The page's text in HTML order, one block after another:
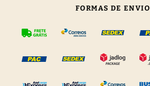
FORMAS DE ENVIO